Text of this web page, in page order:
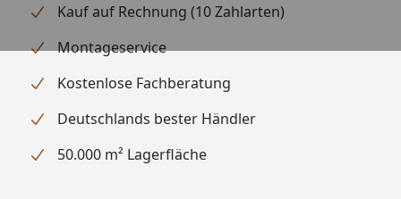
Schindelbedarf
3 Pakete
gehärtetem Sicherheitsglas
Kauf auf Rechnung (10 Zahlarten)
Montageservice
Kostenlose Fachberatung
Deutschlands bester Händler
50.000 m² Lagerfläche